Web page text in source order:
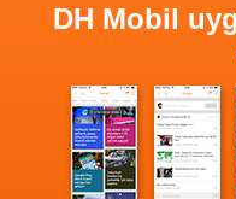
DH Mobil